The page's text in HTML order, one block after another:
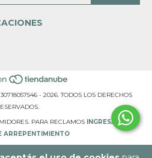
- 2026. TODOS LOS DERECHOS
PARA RECLAMOS
INGRESÁ ACÁ.
ARREPENTIMIENTO